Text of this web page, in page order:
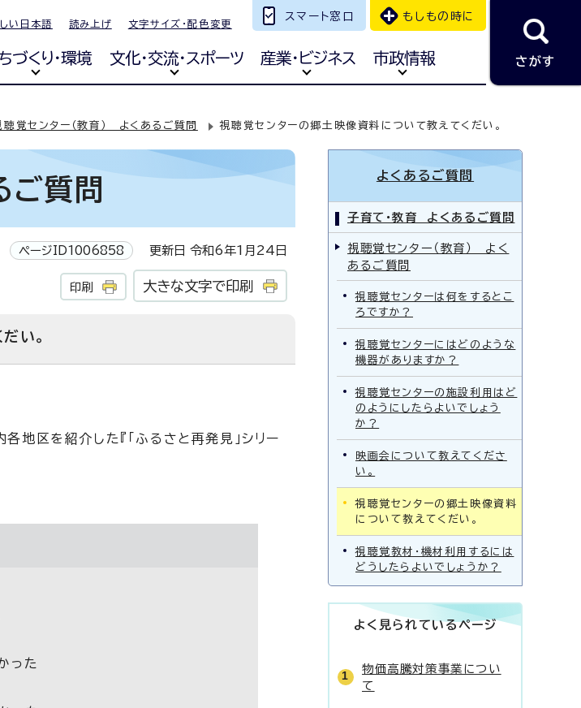
い日本語 読み上げ 文字サイズ・配色変更
スマート窓口 もしもの時に
づくり・環境 文化・交流・スポーツ 産業・ビジネス 市政情報 さがす
聴覚センター（教育） よくあるご質問 視聴覚センターの郷土映像資料について教えてくだい。
ご質問
ページID1006858 更新日 令和6年1月24日
印刷 大きな文字で印刷
い。
地区を紹介した『「ふるさと再発見」シリー
った
よくあるご質問
子育て・教育 よくあるご質問
視聴覚センター（教育） よく
あるご質問
視聴覚センターは何をするとこ
ろですか？
視聴覚センターにはどのような
機器がありますか？
視聴覚センターの施設利用はど
のようにしたらよいでしょう
か？
映画会について教えてくださ
い。
視聴覚センターの郷土映像資料
について教えてくだい。
視聴覚教材・機材利用するには
どうしたらよいでしょうか？
よく見られているページ
物価高騰対策事業につい
て